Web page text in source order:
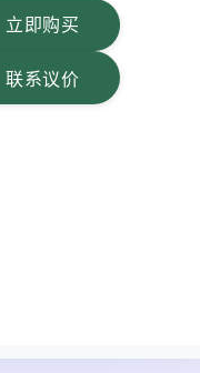
立即购买
联系议价